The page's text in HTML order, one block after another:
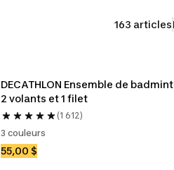
163 articles
DECATHLON Ensemble de
2 volants et 1 filet
(1 612)
3 couleurs
55,00 $